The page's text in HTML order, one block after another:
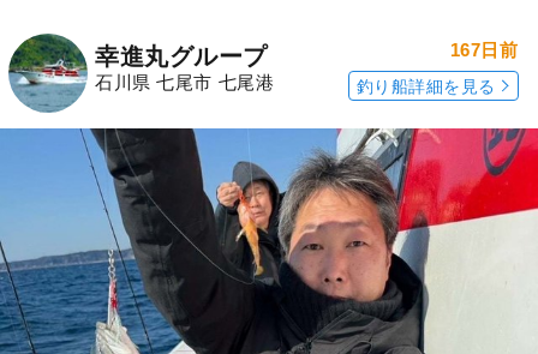
幸進丸グループ
石川県 七尾市 七尾港
167日前
釣り船詳細を見る